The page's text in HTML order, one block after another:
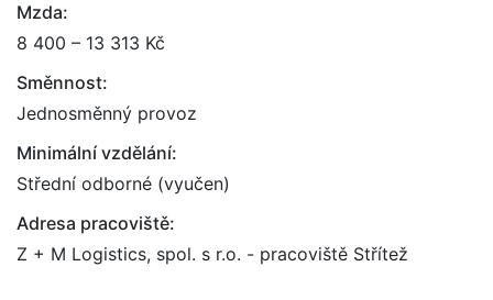
Mzda:
8 400 – 13 313 Kč
Směnnost:
Jednosměnný provoz
Minimální vzdělání:
Střední odborné (vyučen)
Adresa pracoviště:
Z + M Logistics, spol. s r.o. - pracoviště Střítež